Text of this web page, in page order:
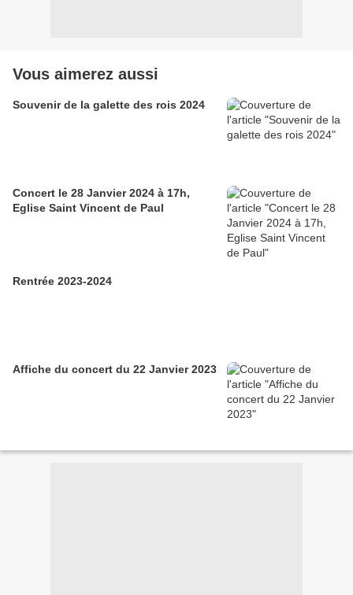
Vous aimerez aussi
Souvenir de la galette des rois 2024
Concert le 28 Janvier 2024 à 17h,
Eglise Saint Vincent de Paul
Rentrée 2023-2024
Affiche du concert du 22 Janvier 2023